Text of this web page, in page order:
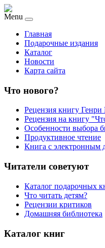
Menu
Главная
Подарочные издания
Каталог
Новости
Карта сайта
Что нового?
Рецензия книгу
Рецензия на книгу
Особенности выбора
Продуктивное чтение
Книга с электронным
Читатели советуют
Каталог подарочных
Что читать детям?
Рецензии критиков
Домашняя библиотека
Каталог книг